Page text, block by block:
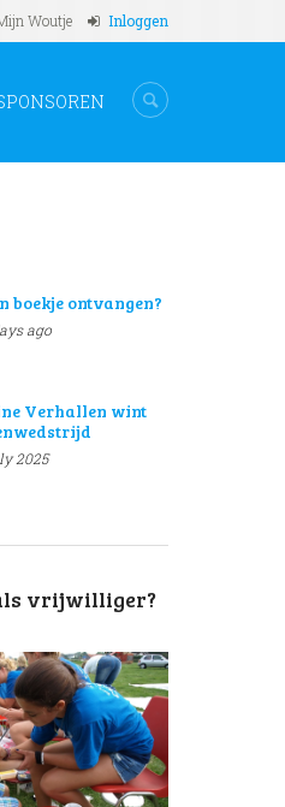
Woutje Inloggen
boekje ontvangen?
ago
Verhallen wint
2025
vrijwilliger?